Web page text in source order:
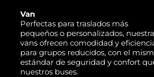
Van
Perfectas para traslados más
pequeños o personalizados,
vans ofrecen comodidad y
para grupos reducidos, con el
estándar de seguridad y confort
nuestros buses.